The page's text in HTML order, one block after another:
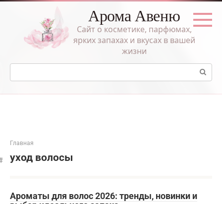
Перейти
Арома Авеню
Сайт о косметике, парфюмах,
ярких запахах и вкусах в вашей
жизни
Поиск:
Главная
уход волосы
Ароматы для волос 2026: тренды, новинки и